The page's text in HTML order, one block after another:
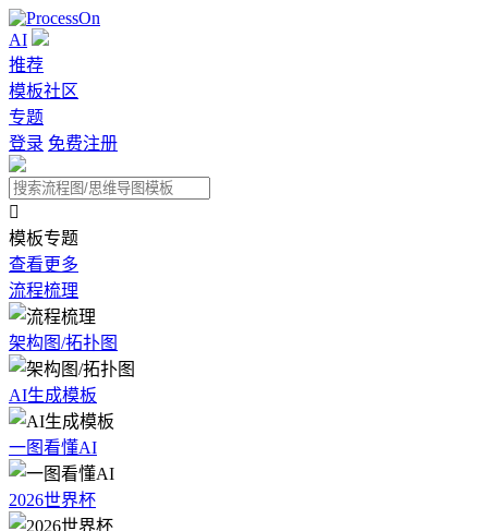
AI
推荐
模板社区
专题
登录 免费注册

模板专题
查看更多
流程梳理
架构图/拓扑图
AI生成模板
一图看懂AI
2026世界杯